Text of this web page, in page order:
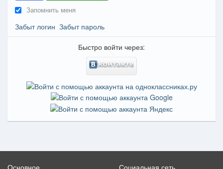
Запомнить меня
Забыт логин Забыт пароль
Быстро войти через:
Основное
Социальная сеть